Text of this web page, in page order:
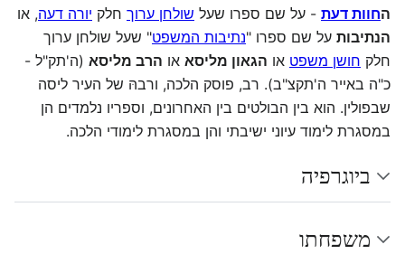
החוות דעת - על שם ספרו שעל שולחן ערוך חלק יורה דעה, או
הנתיבות על שם ספרו "נתיבות המשפט" שעל שולחן ערוך
חלק חושן משפט או הגאון מליסא או הרב מליסא (ה'תק"ל -
כ"ה באייר ה'תקצ"ב). רב, פוסק הלכה, ורבהּ של העיר ליסה
שבפולין. הוא בין הבולטים בין האחרונים, וספריו נלמדים הן
במסגרת לימוד עיוני ישיבתי והן במסגרת לימודי הלכה.
ביוגרפיה
משפחתו